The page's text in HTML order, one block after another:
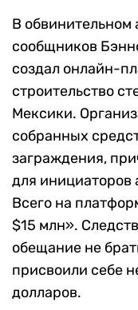
В обвинительном
сообщников
создал онлайн-
строительство
Мексики.
собранных
заграждения,
для инициаторов
Всего на
$15 млн».
обещание не
присвоили себе
долларов.